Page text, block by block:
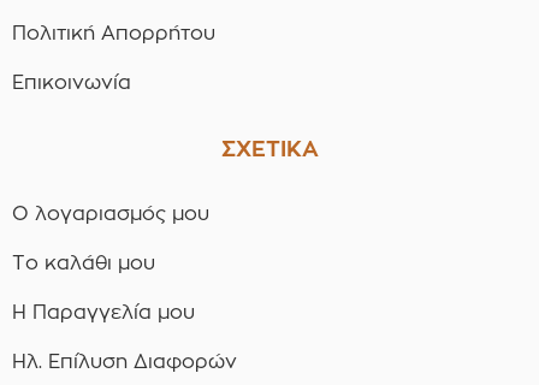
Πολιτική Απορρήτου
Επικοινωνία
ΣΧΕΤΙΚΑ
Ο λογαριασμός μου
Το καλάθι μου
Η Παραγγελία μου
Ηλ. Επίλυση Διαφορών